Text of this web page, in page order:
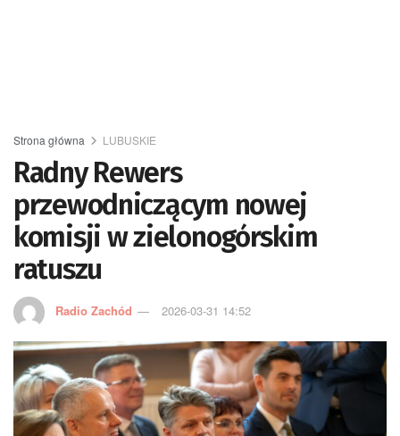
Strona główna LUBUSKIE
Radny Rewers
przewodniczącym nowej
komisji w zielonogórskim
ratuszu
Radio Zachód 2026-03-31 14:52